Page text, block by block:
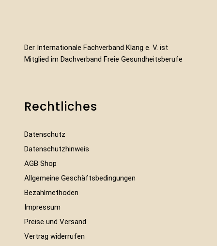
Der Internationale Fachverband Klang e. V. ist
Mitglied im Dachverband Freie Gesundheitsberufe
Rechtliches
Datenschutz
Datenschutzhinweis
AGB Shop
Allgemeine Geschäftsbedingungen
Bezahlmethoden
Impressum
Preise und Versand
Vertrag widerrufen